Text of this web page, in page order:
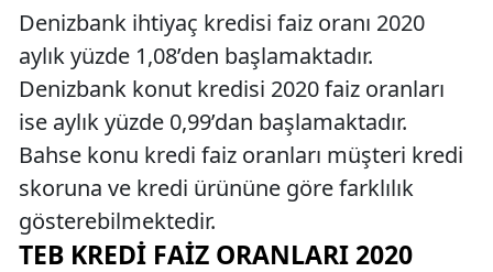
Denizbank ihtiyaç kredisi faiz oranı 2020
aylık yüzde 1,08’den başlamaktadır.
Denizbank konut kredisi 2020 faiz oranları
ise aylık yüzde 0,99’dan başlamaktadır.
Bahse konu kredi faiz oranları müşteri kredi
skoruna ve kredi ürününe göre farklılık
gösterebilmektedir.
TEB KREDI FAIZ ORANLARI 2020